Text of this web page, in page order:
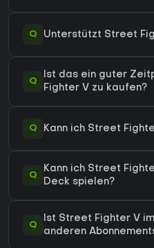
Q Unterstützt Street
Q
Ist das ein guter
Fighter V zu kaufen?
Q Kann ich Street
Q
Kann ich Street
Deck spielen?
Q
Ist Street Fighter V
anderen